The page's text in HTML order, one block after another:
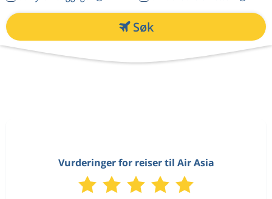
Søk
Vurderinger for reiser til Air Asia